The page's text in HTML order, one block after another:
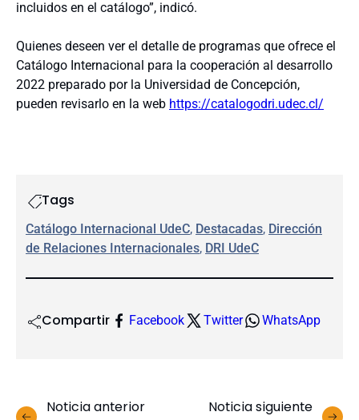
incluidos en el catálogo”, indicó.
Quienes deseen ver el detalle de programas que ofrece el
Catálogo Internacional para la cooperación al desarrollo
2022 preparado por la Universidad de Concepción,
pueden revisarlo en la web https://catalogodri.udec.cl/
Tags
Catálogo Internacional UdeC, Destacadas, Dirección
de Relaciones Internacionales, DRI UdeC
Compartir Facebook Twitter WhatsApp
Noticia anterior Noticia siguiente